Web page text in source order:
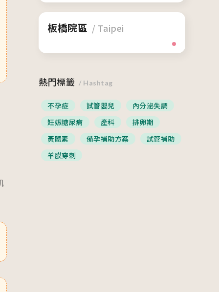
板橋院區 / Taipei
熱門標籤 / Hashtag
不孕症 試管嬰兒
內分泌失調
妊娠糖尿病
產科
排卵期
黃體素
備孕補助方案
試管補助
羊膜穿刺